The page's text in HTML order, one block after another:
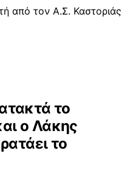
από τον Α.Σ. Καστοριάς
το
ο Λάκης
το